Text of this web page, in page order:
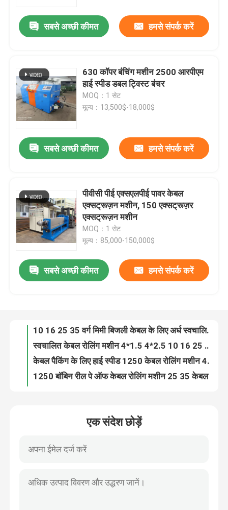
घर
उत्पाद
वीडियो
कारखाने का दौरा
गुणवत्ता नियंत्रण
सबसे अच्छी कीमत हमसे संपर्क करें
630 कॉपर बंचिंग मशीन 2500 आरपीएम
हाई स्पीड डबल ट्विस्ट बंचर
MOQ：1 सेट
मूल्य：13,500$-18,000$
सबसे अच्छी कीमत हमसे संपर्क करें
पीवीसी पीई एक्सएलपीई पावर केबल
एक्सट्रूज़न मशीन, 150 एक्सट्रूज़र
एक्सट्रूज़न मशीन
MOQ：1 सेट
मूल्य：85,000-150,000$
सबसे अच्छी कीमत हमसे संपर्क करें
10 16 25 35 वर्ग मिमी बिजली केबल के लिए अर्ध स्वचालित केबल रोलिंग मशीन
200 मीटर/मिनट 1250 स्वचालित तार रोलिंग मशीन 1250 मिमी भुगतान के साथ
4*1.5 4*2.5 केबल रोलिंग मशीन 200 मीटर/मिनट वायर रैपिंग मशीन
एक संदेश छोड़ें